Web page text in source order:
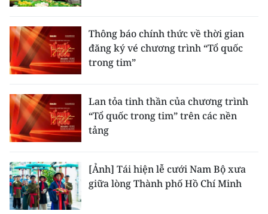
Thông báo chính thức về thời gian
đăng ký vé chương trình “Tổ quốc
trong tim”
Lan tỏa tinh thần của chương trình
“Tổ quốc trong tim” trên các nền
tảng
[Ảnh] Tái hiện lễ cưới Nam Bộ xưa
giữa lòng Thành phố Hồ Chí Minh